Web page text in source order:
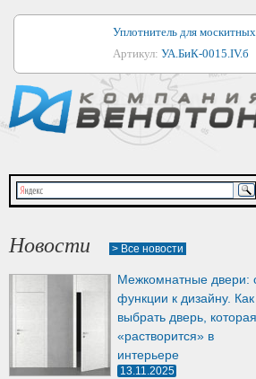
Уплотнитель для
Артикул: УА.БиК-0015.IV.б
Уплотнитель для
Артикул:1044
Уплотнитель для
Артикул:УМ.БиК-0062.IV.б
Уплотнитель лоджиевый
Уплотнитель для
Артикул:
Новости > Все новости
Межкомнатные двери:
функции к дизайну. Как
выбрать дверь, которая
«растворится» в
интерьере
13.11.2025